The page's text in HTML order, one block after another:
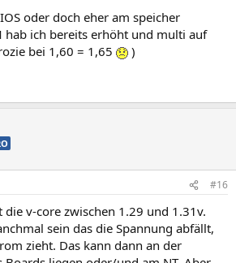
oder doch eher am speicher
hab ich bereits erhöht und multi auf
bei 1,60 = 1,65
)
#16
v-core zwischen 1.29 und 1.31v.
sein das die Spannung abfällt,
zieht. Das kann dann an der